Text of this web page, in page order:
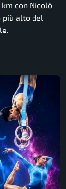
km con Nicolò
più alto del